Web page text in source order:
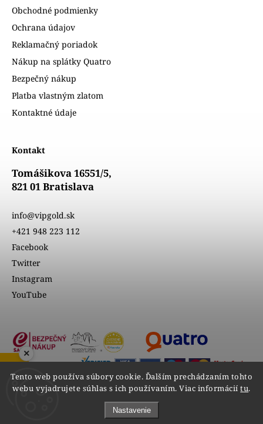
Tento web používa súbory cookie. Ďalším prechádzaním tohto
webu vyjadrujete súhlas s ich používaním. Viac informáciítu.
Nastavenie
Obchodné podmienky
Ochrana údajov
Reklamačný poriadok
Nákup na splátky Quatro
Bezpečný nákup
Platba vlastným zlatom
Kontaktné údaje
Kontakt
Tomášikova 16551/5,
821 01 Bratislava
info@vipgold.sk
+421 948 223 112
Facebook
Twitter
Instagram
YouTube
×